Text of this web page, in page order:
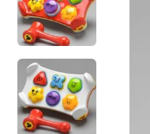
9º
trocador
10º banheira